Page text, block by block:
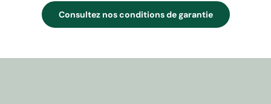
Consultez nos conditions de garantie